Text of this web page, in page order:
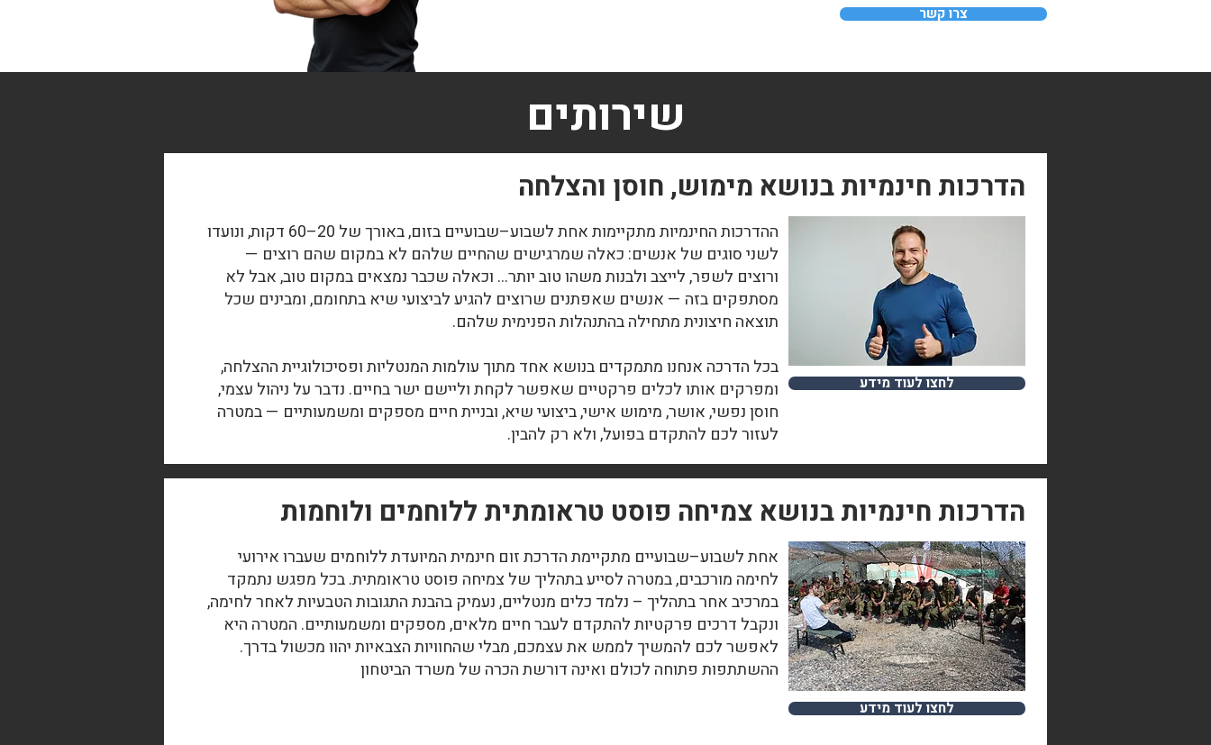
צרו קשר
שירותים
הדרכות חינמיות בנושא מימוש, חוסן והצלחה
ההדרכות החינמיות מתקיימות אחת לשבוע–שבועיים בזום, באורך של 20–60 דקות, ונועדו
לשני סוגים של אנשים: כאלה שמרגישים שהחיים שלהם לא במקום שהם רוצים —
ורוצים לשפר, לייצב ולבנות משהו טוב יותר… וכאלה שכבר נמצאים במקום טוב, אבל לא
מסתפקים בזה — אנשים שאפתנים שרוצים להגיע לביצועי שיא בתחומם, ומבינים שכל
תוצאה חיצונית מתחילה בהתנהלות הפנימית שלהם.
בכל הדרכה אנחנו מתמקדים בנושא אחד מתוך עולמות המנטליות ופסיכולוגיית ההצלחה,
ומפרקים אותו לכלים פרקטיים שאפשר לקחת וליישם ישר בחיים. נדבר על ניהול עצמי,
חוסן נפשי, אושר, מימוש אישי, ביצועי שיא, ובניית חיים מספקים ומשמעותיים — במטרה
לעזור לכם להתקדם בפועל, ולא רק להבין.
לחצו לעוד מידע
הדרכות חינמיות בנושא צמיחה פוסט טראומתית ללוחמים ולוחמות
אחת לשבוע–שבועיים מתקיימת הדרכת זום חינמית המיועדת ללוחמים שעברו אירועי
לחימה מורכבים, במטרה לסייע בתהליך של צמיחה פוסט טראומתית. בכל מפגש נתמקד
במרכיב אחר בתהליך – נלמד כלים מנטליים, נעמיק בהבנת התגובות הטבעיות לאחר לחימה,
ונקבל דרכים פרקטיות להתקדם לעבר חיים מלאים, מספקים ומשמעותיים. המטרה היא
לאפשר לכם להמשיך לממש את עצמכם, מבלי שהחוויות הצבאיות יהוו מכשול בדרך.
ההשתתפות פתוחה לכולם ואינה דורשת הכרה של משרד הביטחון
לחצו לעוד מידע